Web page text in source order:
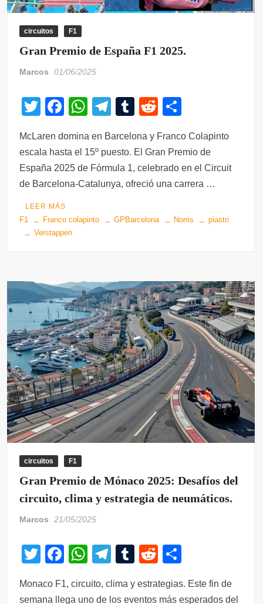
circuitos F1
Gran Premio de España F1 2025.
Marcos 01/06/2025
T
tt
er
F
c
e
b
o
o
k
W
at
s
A
p
T
e
gr
a
T
m
bl
r
R
d
di
t
m
p
ar
McLaren domina en Barcelona y Franco Colapinto
escala hasta el 15º puesto. El Gran Premio de
España 2025 de Fórmula 1, celebrado en el Circuit
de Barcelona-Catalunya, ofreció una carrera …
LEER MÁS
F1 Franco colapinto GPBarcelona Norris
piastri
Verstappen
circuitos F1
Gran Premio de Mónaco 2025: Desafíos del
circuito, clima y estrategia de neumáticos.
Marcos 21/05/2025
T
tt
F
c
W
at
T
e
T
m
R
d
m
Monaco F1, circuito, clima y estrategias. Este fin de
semana llega uno de los eventos más esperados del